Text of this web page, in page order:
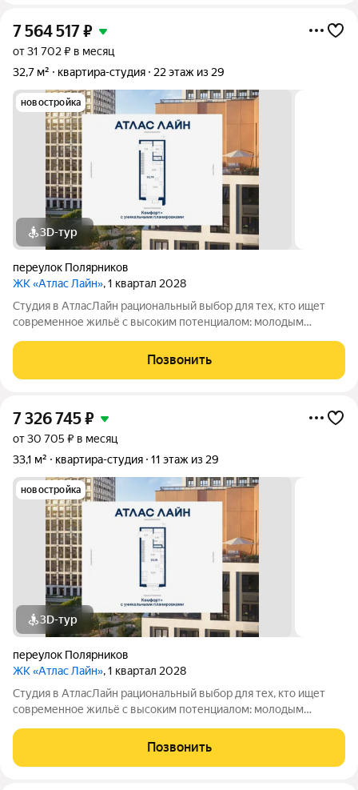
7 564 517₽
от 31 702 ₽ в месяц
32,7 м²
квартира-студия 22 этаж из 29
новостройка
3D-тур
переулок Полярников
ЖК «Атлас Лайн», 1 квартал 2028
Студия в АтласЛайн рациональный выбор для тех, кто ищет
современное жильё с высоким потенциалом: молодым
планировка позволяет эффективно организовать
пространство и использовать для дохода от
Позвонить
7 326 745₽
от 30 705 ₽ в месяц
33,1 м²
квартира-студия 11 этаж из 29
новостройка
3D-тур
переулок Полярников
ЖК «Атлас Лайн», 1 квартал 2028
Студия в АтласЛайн рациональный выбор для тех, кто ищет
современное жильё с высоким потенциалом: молодым
планировка позволяет эффективно организовать
пространство и использовать для дохода от
Позвонить